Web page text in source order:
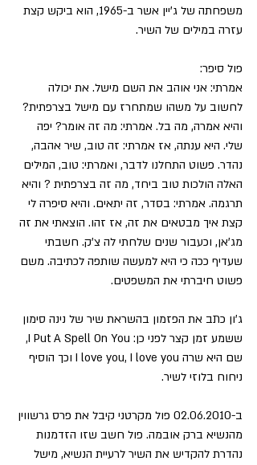
משפחתה של ג'יין אשר ב-1965, הוא ביקש קצת
עזרה במילים של השיר.
פול סיפר:
אמרתי: אני אוהב את השם מישל. את יכולה
לחשוב על משהו שמתחרז עם מישל בצרפתית?
והיא אמרה, מה בל. אמרתי: מה זה אומר? יפה
שלי. היא ענתה, אז אמרתי: זה טוב, שיר אהבה,
נהדר. פשוט התחלנו לדבר, ואמרתי: טוב, המילים
האלה הולכות טוב ביחד, מה זה בצרפתית ? והיא
תרגמה. אמרתי: בסדר, זה יתאים. והיא סיפרה לי
קצת איך מבטאים את זה, אז זהו. הוצאתי את זה
מג'אן, וכעבור שנים שלחתי לה צ'ק. חשבתי
שעדיף ככה כי היא למעשה שותפה לכתיבה. משם
פשוט חיברתי את המשפטים.
ג'ון כתב את הפזמון בהשראת שיר של נינה סימון
ששמע זמן קצר לפני כן: I Put A Spell On You,
שם היא שרה I love you, I love you וכך הוסיף
ניחוח בלוזי לשיר.
ב-02.06.2010 פול מקרטני קיבל את פרס גרשווין
מהנשיא ברק אובמה. פול חשב שזו הזדמנות
נהדרת להקדיש את השיר לרעיית הנשיא, מישל